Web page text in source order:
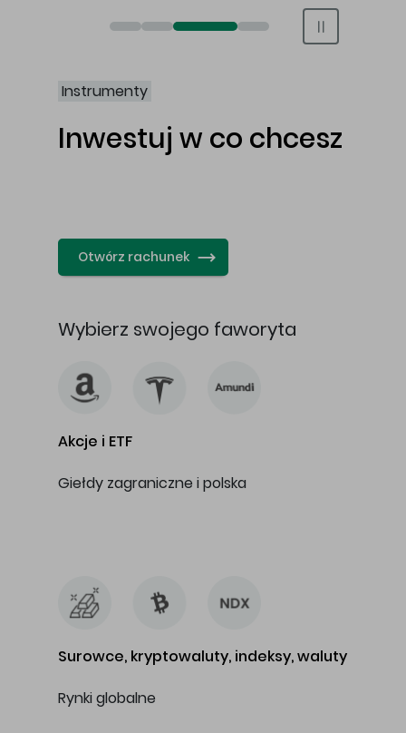
Obligacje Best S.A.
Świat bez swap i prowizji
Otwórz rachunek maklerski online
Otwórz konto IKE/IKZE
Instrumenty
Inwestuj w co chcesz
Otwórz rachunek
Wybierz swojego faworyta
Akcje i ETF
Giełdy zagraniczne i polska
Surowce, kryptowaluty, indeksy, waluty
Rynki globalne